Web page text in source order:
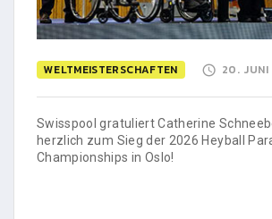
WELTMEISTERSCHAFTEN 20.
Swisspool gratuliert Catherine
herzlich zum Sieg der 2026 Heyball
Championships in Oslo!